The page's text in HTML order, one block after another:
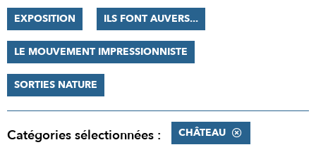
EXPOSITION ILS FONT AUVERS...
LE MOUVEMENT IMPRESSIONNISTE
SORTIES NATURE
Catégories sélectionnées : CHÂTEAU